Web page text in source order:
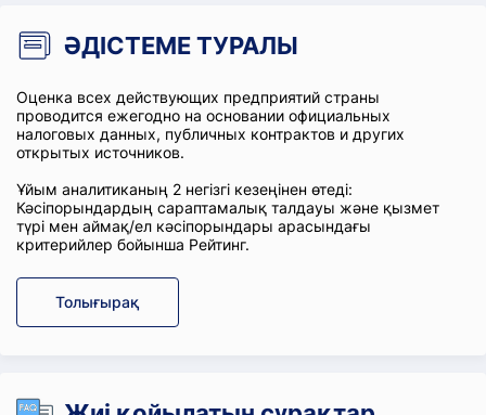
ӘДІСТЕМЕ ТУРАЛЫ
Оценка всех действующих предприятий страны
проводится ежегодно на основании официальных
налоговых данных, публичных контрактов и других
открытых источников.
Ұйым аналитиканың 2 негізгі кезеңінен өтеді:
Кәсіпорындардың сараптамалық талдауы және қызмет
түрі мен аймақ/ел кәсіпорындары арасындағы
критерийлер бойынша Рейтинг.
Толығырақ